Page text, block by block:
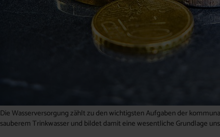
Die Wasserversorgung zählt zu den wichtigsten Aufgaben der
sauberem Trinkwasser und bildet damit eine wesentliche Grundlage